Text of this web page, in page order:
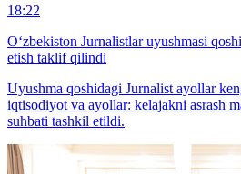
18:22
O‘zbekiston Jurnalistlar uyushmasi
etish taklif qilindi
Uyushma qoshidagi Jurnalist ayollar
iqtisodiyot va ayollar: kelajakni asrash
suhbati tashkil etildi.